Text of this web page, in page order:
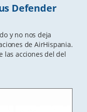
Defender
y no nos deja
de AirHispania.
las acciones del del